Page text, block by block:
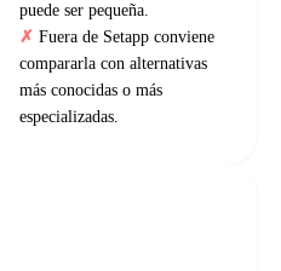
puede ser pequeña.
Fuera de Setapp conviene
compararla con alternativas
más conocidas o más
especializadas.